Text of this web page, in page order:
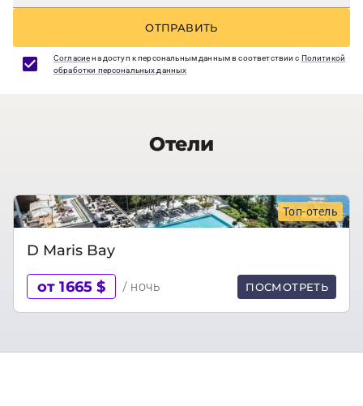
ОТПРАВИТЬ
Согласиена доступ к персональным данным в соответствии с Политикой
обработки персональных данных
Отели
Топ-отель
D Maris Bay
от 1665 $ / ночь ПОСМОТРЕТЬ